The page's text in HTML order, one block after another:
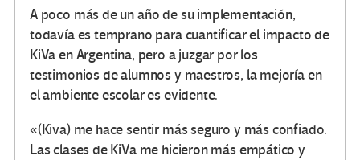
A poco más de un año de su implementación,
todavía es temprano para cuantificar el impacto de
KiVa en Argentina, pero a juzgar por los
testimonios de alumnos y maestros, la mejoría en
el ambiente escolar es evidente.
«(Kiva) me hace sentir más seguro y más confiado.
Las clases de KiVa me hicieron más empático y